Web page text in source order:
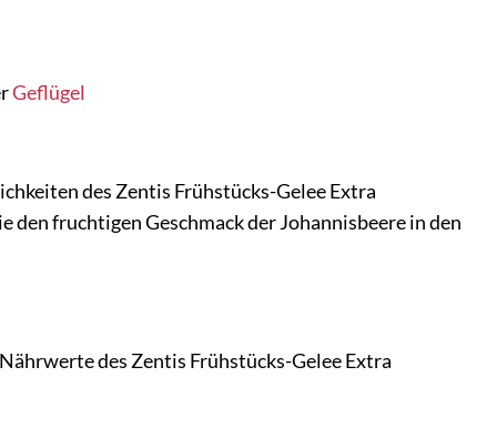
Geflügel
des Zentis Frühstücks-Gelee Extra
den fruchtigen Geschmack der Johannisbeere in den
des Zentis Frühstücks-Gelee Extra